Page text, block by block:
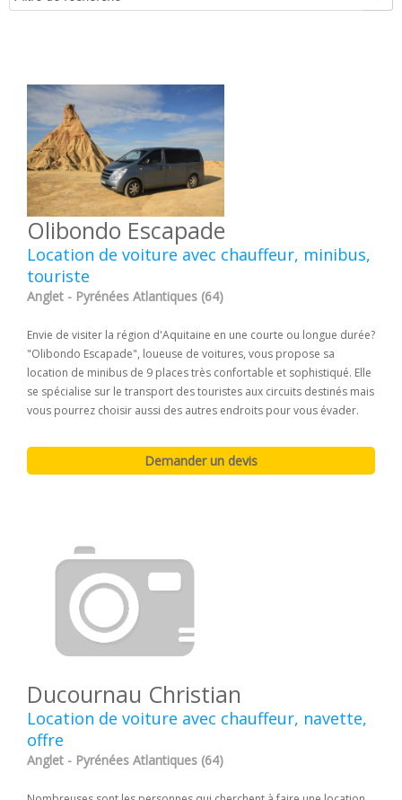
Olibondo Escapade
Location de voiture avec chauffeur, minibus,
touriste
Anglet - Pyrénées Atlantiques (64)
Envie de visiter la région d'Aquitaine en une courte ou longue durée?
"Olibondo Escapade", loueuse de voitures, vous propose sa
location de minibus de 9 places très confortable et sophistiqué. Elle
se spécialise sur le transport des touristes aux circuits destinés mais
vous pourrez choisir aussi des autres endroits pour vous évader.
Ducournau Christian
Location de voiture avec chauffeur, navette,
offre
Anglet - Pyrénées Atlantiques (64)